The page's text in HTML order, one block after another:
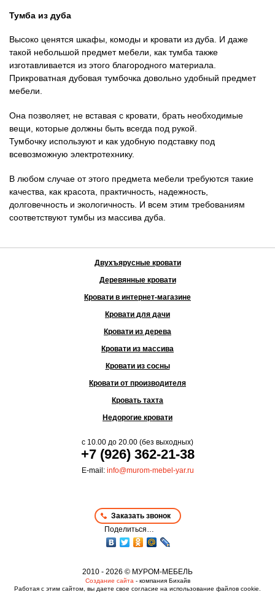
Тумба из дуба
Высоко ценятся шкафы, комоды и кровати из дуба. И даже
такой небольшой предмет мебели, как тумба также
изготавливается из этого благородного материала.
Прикроватная дубовая тумбочка довольно удобный предмет
мебели.
Она позволяет, не вставая с кровати, брать необходимые
вещи, которые должны быть всегда под рукой.
Тумбочку используют и как удобную подставку под
всевозможную электротехнику.
В любом случае от этого предмета мебели требуются такие
качества, как красота, практичность, надежность,
долговечность и экологичность. И всем этим требованиям
соответствуют тумбы из массива дуба.
Двухъярусные кровати
Деревянные кровати
Кровати в интернет-магазине
Кровати для дачи
Кровати из дерева
Кровати из массива
Кровати из сосны
Кровати от производителя
Кровать тахта
Недорогие кровати
с 10.00 до 20.00 (без выходных)
+7 (926) 362-21-38
E-mail: info@murom-mebel-yar.ru
Заказать звонок
Поделиться…
2010 - 2026 © МУРОМ-МЕБЕЛЬ
Создание сайта- компания Бихайв
Работая с этим сайтом, вы даете свое согласие на использование файлов cookie.